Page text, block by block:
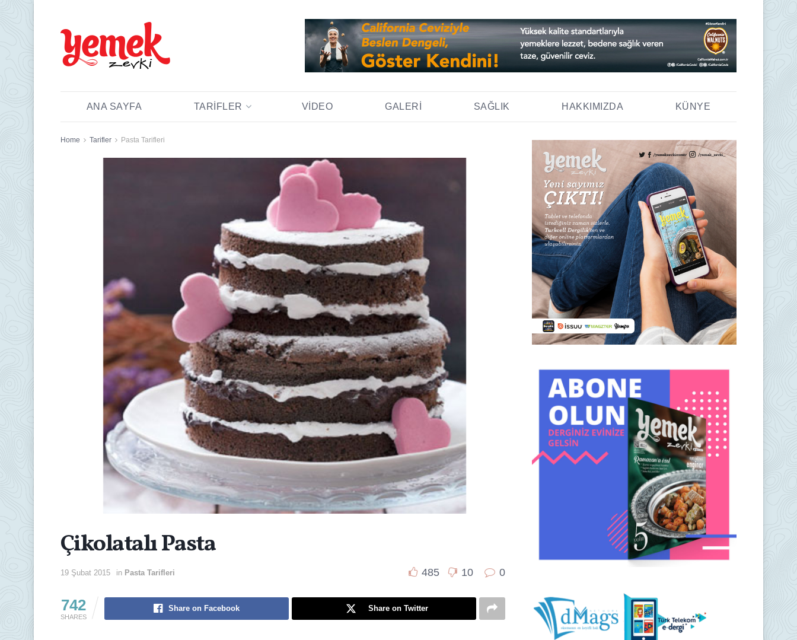
ANA SAYFA TARIFLER VIDEO GALERI SAĞLIK HAKKIMIZDA KÜNYE
Home Tarifler Pasta Tarifleri
Çikolatalı Pasta
19 Şubat 2015 in Pasta Tarifleri 485 10 0
742
SHARES
Share on Facebook Share on Twitter